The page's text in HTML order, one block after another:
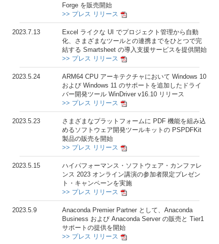
Forge を販売開始
>> プレス リリース
2023.7.13
Excel ライクな UI でプロジェクト管理から自動
化、さまざまなツールとの連携までをひとつで完
結する Smartsheet の導入支援サービスを提供開始
>> プレス リリース
2023.5.24
ARM64 CPU アーキテクチャにおいて Windows 10
および Windows 11 のサポートを追加したドライ
バー開発ツール WinDriver v16.10 リリース
>> プレス リリース
2023.5.23
さまざまなプラットフォームに PDF 機能を組み込
めるソフトウェア開発ツールキットの PSPDFKit
製品の販売を開始
>> プレス リリース
2023.5.15
ハイパフォーマンス・ソフトウェア・カンファレ
ンス 2023 オンライン講演の参加者限定プレゼン
ト・キャンペーンを実施
>> プレス リリース
2023.5.9
Anaconda Premier Partner として、Anaconda
Business および Anaconda Server の販売と Tier1
サポートの提供を開始
>> プレス リリース